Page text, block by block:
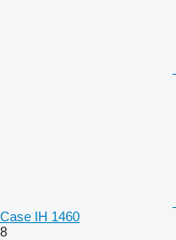
Case IH 1460
8